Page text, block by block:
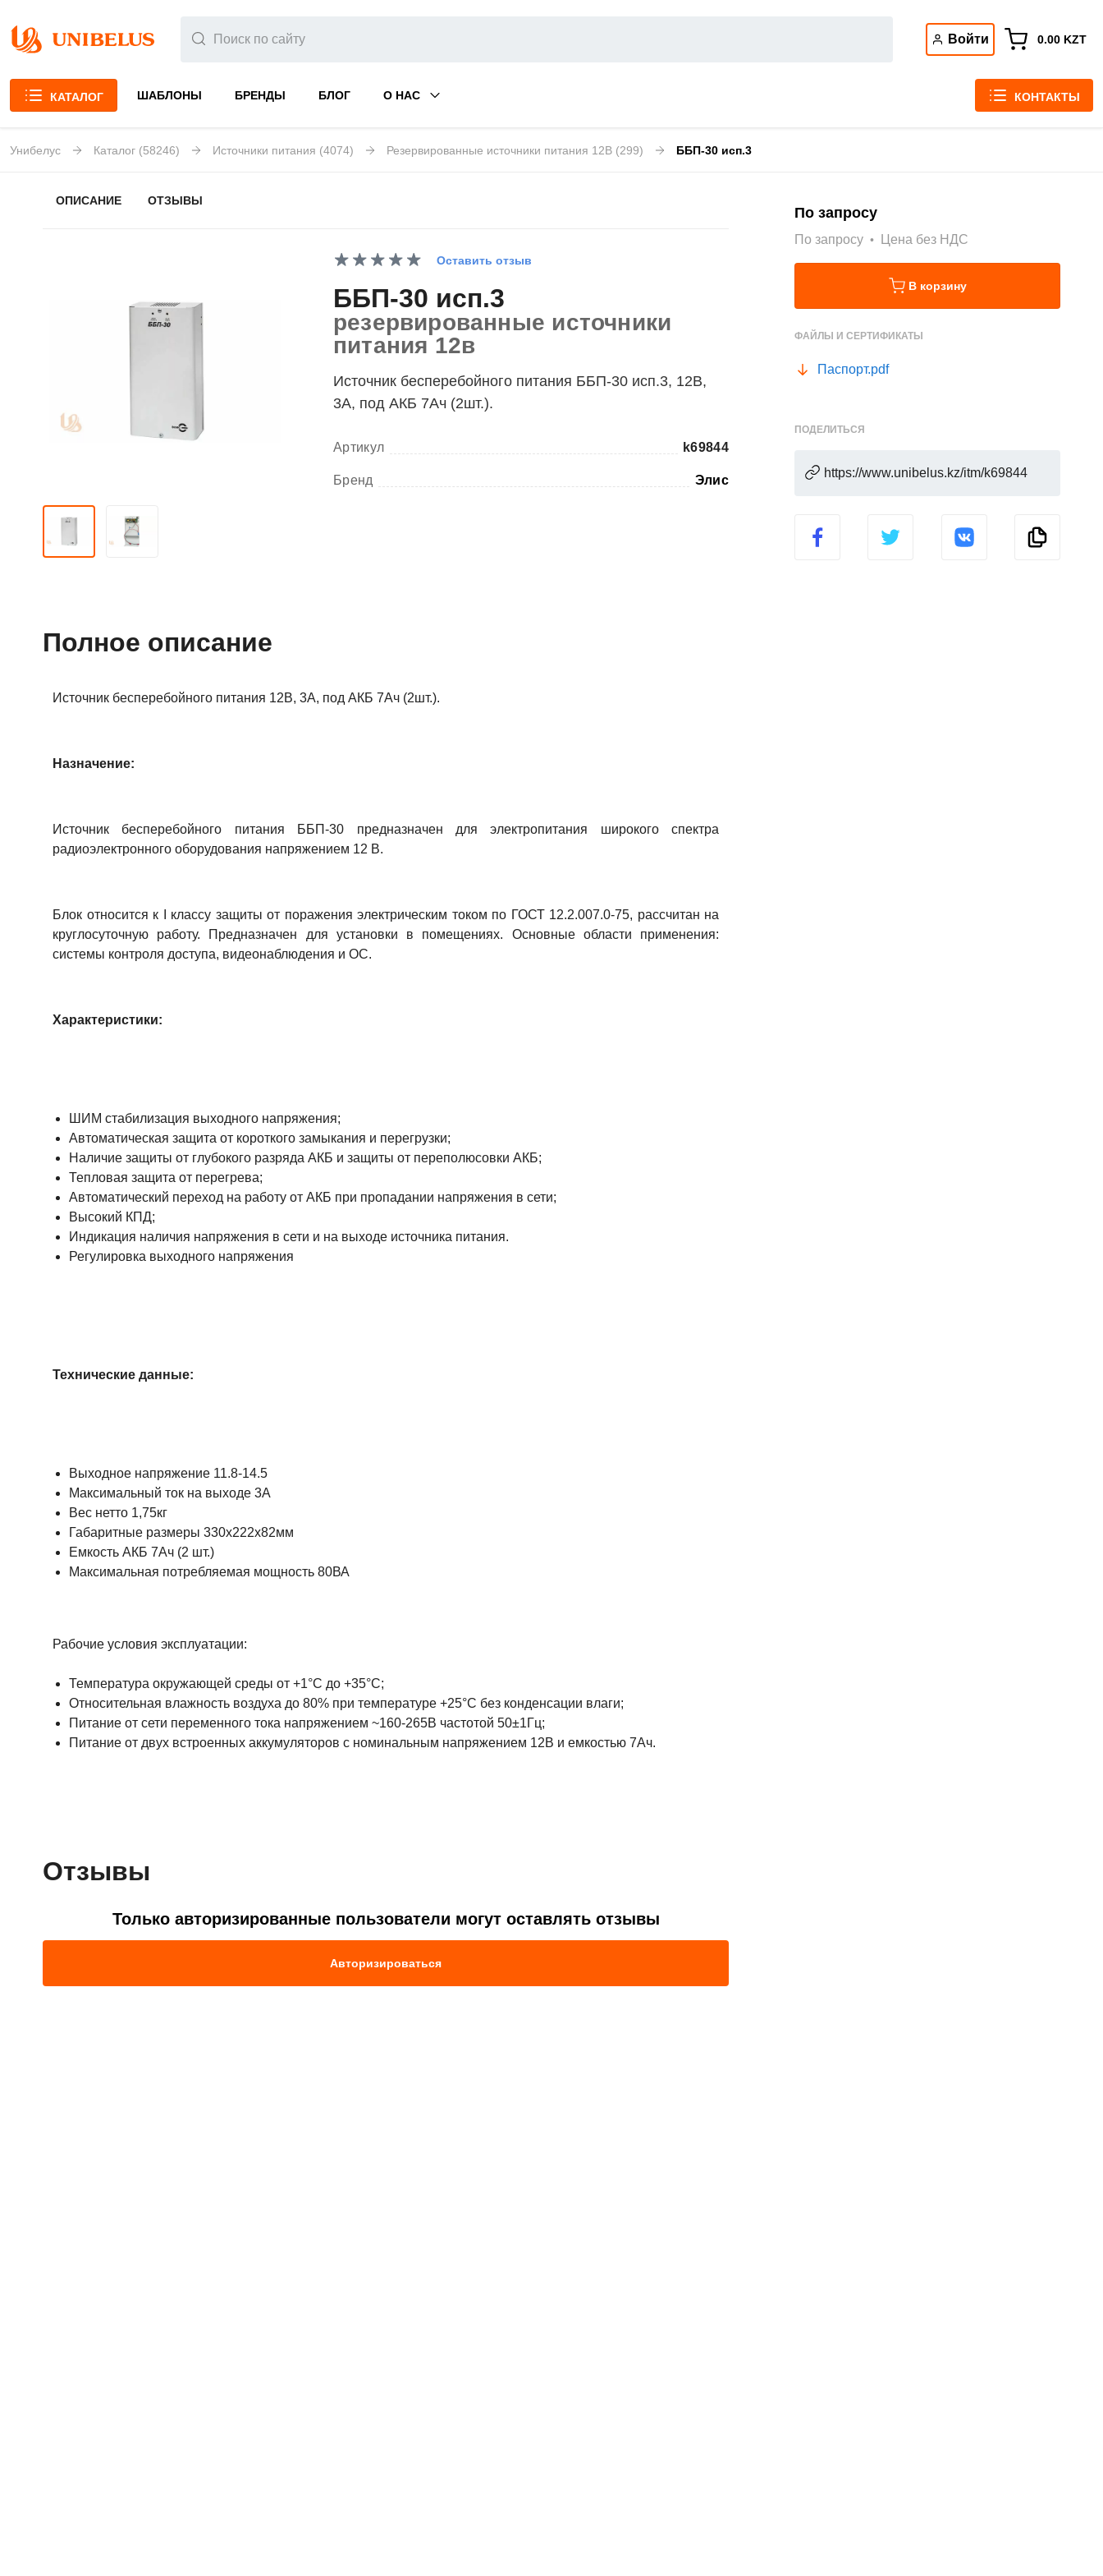
Войти 0.00 KZT
КАТАЛОГ ШАБЛОНЫ БРЕНДЫ БЛОГ О НАС КОНТАКТЫ
Унибелус Каталог (58246) Источники питания (4074) Резервированные источники питания 12В (299) ББП-30 исп.3
ОПИСАНИЕ ОТЗЫВЫ
Оставить отзыв
ББП-30 исп.3
резервированные источники
питания 12в
Источник бесперебойного питания ББП-30 исп.3, 12В,
3А, под АКБ 7Ач (2шт.).
Артикул k69844
Бренд Элис
Полное описание
Источник бесперебойного питания 12В, 3А, под АКБ 7Ач (2шт.).
Назначение:
Источник бесперебойного питания ББП-30 предназначен для электропитания широкого спектра
радиоэлектронного оборудования напряжением 12 В.
Блок относится к I классу защиты от поражения электрическим током по ГОСТ 12.2.007.0-75, рассчитан на
круглосуточную работу. Предназначен для установки в помещениях. Основные области применения:
системы контроля доступа, видеонаблюдения и ОС.
Характеристики:
ШИМ стабилизация выходного напряжения;
Автоматическая защита от короткого замыкания и перегрузки;
Наличие защиты от глубокого разряда АКБ и защиты от переполюсовки АКБ;
Тепловая защита от перегрева;
Автоматический переход на работу от АКБ при пропадании напряжения в сети;
Высокий КПД;
Индикация наличия напряжения в сети и на выходе источника питания.
Регулировка выходного напряжения
Технические данные:
Выходное напряжение 11.8-14.5
Максимальный ток на выходе 3А
Вес нетто 1,75кг
Габаритные размеры 330х222х82мм
Емкость АКБ 7Ач (2 шт.)
Максимальная потребляемая мощность 80ВА
Рабочие условия эксплуатации:
Температура окружающей среды от +1°С до +35°С;
Относительная влажность воздуха до 80% при температуре +25°С без конденсации влаги;
Питание от сети переменного тока напряжением ~160-265В частотой 50±1Гц;
Питание от двух встроенных аккумуляторов с номинальным напряжением 12В и емкостью 7Ач.
Отзывы
Только авторизированные пользователи могут оставлять отзывы
Авторизироваться
По запросу
По запросу Цена без НДС
В корзину
ФАЙЛЫ И СЕРТИФИКАТЫ
Паспорт.pdf
ПОДЕЛИТЬСЯ